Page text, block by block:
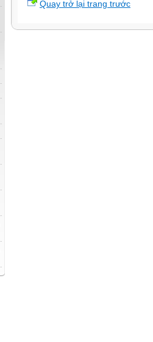
Quay trở lại trang trước